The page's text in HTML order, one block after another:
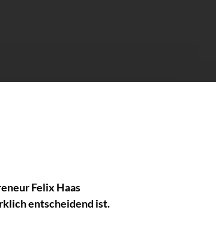
Felix Haas
entscheidend ist.